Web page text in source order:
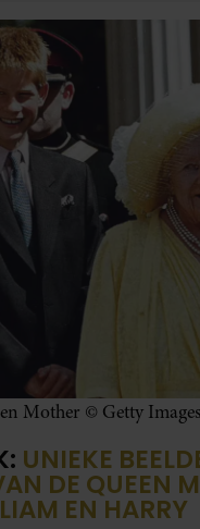
Mother © Getty Images
UNIEKE
DE QUEEN
EN HARRY